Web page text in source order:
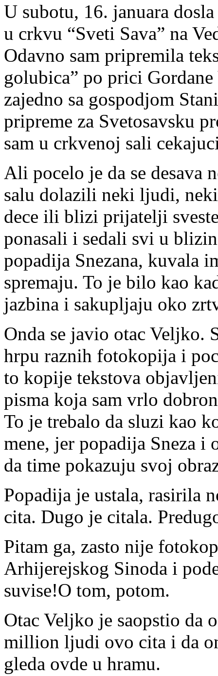
U subotu, 16. januara
u crkvu “Sveti Sava” na
Odavno sam pripremila
golubica” po prici
zajedno sa gospodjom
pripreme za Svetosavsku
sam u crkvenoj sali
Ali pocelo je da se desava
salu dolazili neki ljudi,
dece ili blizi prijatelji
ponasali i sedali svi u
popadija Snezana, kuvala
spremaju. To je bilo kao
jazbina i sakupljaju oko
Onda se javio otac Veljko.
hrpu raznih fotokopija i
to kopije tekstova
pisma koja sam vrlo
To je trebalo da sluzi kao
mene, jer popadija Sneza i
da time pokazuju svoj
Popadija je ustala, rasirila
cita. Dugo je citala.
Pitam ga, zasto nije
Arhijerejskog Sinoda i
suvise!O tom, potom.
Otac Veljko je saopstio da
million ljudi ovo cita i da
gleda ovde u hramu.